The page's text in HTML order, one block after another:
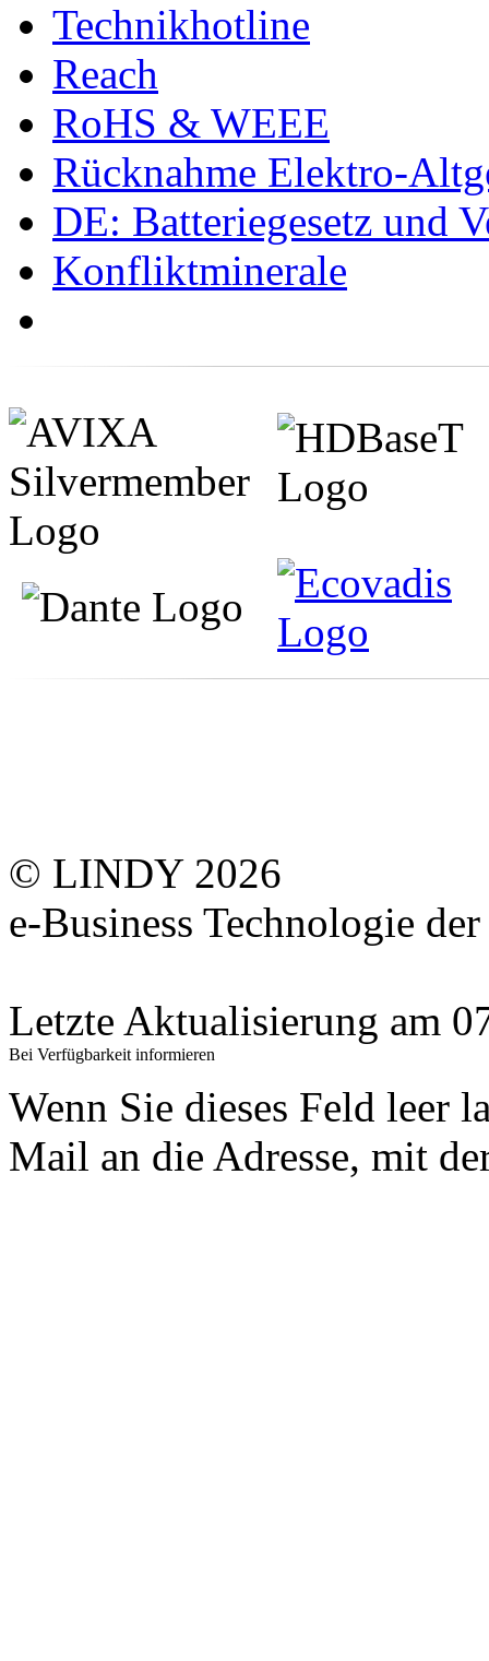
Technikhotline
Reach
RoHS & WEEE
Rücknahme Elektro-
DE: Batteriegesetz und
Konfliktminerale
© LINDY 2026
e-Business Technologie
Letzte Aktualisierung am
Bei Verfügbarkeit informieren
Wenn Sie dieses Feld leer
Mail an die Adresse, mit